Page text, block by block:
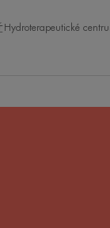
Hydroterapeutické